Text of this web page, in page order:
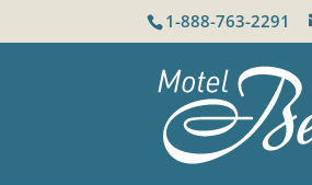
1-888-763-2291